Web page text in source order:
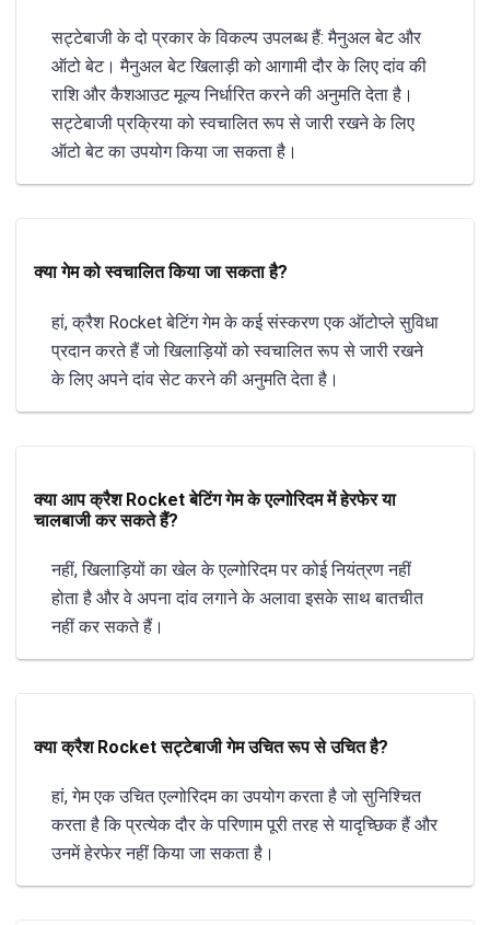
सट्टेबाजी के दो प्रकार के विकल्प उपलब्ध हैं: मैनुअल बेट और
ऑटो बेट। मैनुअल बेट खिलाड़ी को आगामी दौर के लिए दांव की
राशि और कैशआउट मूल्य निर्धारित करने की अनुमति देता है।
सट्टेबाजी प्रक्रिया को स्वचालित रूप से जारी रखने के लिए
ऑटो बेट का उपयोग किया जा सकता है।
क्या गेम को स्वचालित किया जा सकता है?
हां, क्रैश Rocket बेटिंग गेम के कई संस्करण एक ऑटोप्ले सुविधा
प्रदान करते हैं जो खिलाड़ियों को स्वचालित रूप से जारी रखने
के लिए अपने दांव सेट करने की अनुमति देता है।
क्या आप क्रैश Rocket बेटिंग गेम के एल्गोरिदम में हेरफेर या
चालबाजी कर सकते हैं?
नहीं, खिलाड़ियों का खेल के एल्गोरिदम पर कोई नियंत्रण नहीं
होता है और वे अपना दांव लगाने के अलावा इसके साथ बातचीत
नहीं कर सकते हैं।
क्या क्रैश Rocket सट्टेबाजी गेम उचित रूप से उचित है?
हां, गेम एक उचित एल्गोरिदम का उपयोग करता है जो सुनिश्चित
करता है कि प्रत्येक दौर के परिणाम पूरी तरह से यादृच्छिक हैं और
उनमें हेरफेर नहीं किया जा सकता है।